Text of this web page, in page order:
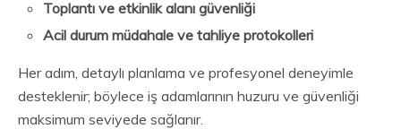
Toplantı ve etkinlik alanı güvenliği
Acil durum müdahale ve tahliye protokolleri
Her adım, detaylı planlama ve profesyonel deneyimle
desteklenir; böylece iş adamlarının huzuru ve güvenliği
maksimum seviyede sağlanır.